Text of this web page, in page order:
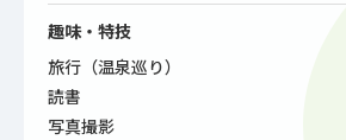
趣味・特技
旅行（温泉巡り）
読書
写真撮影